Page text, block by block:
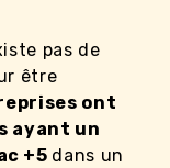
pas de
être
ont
ayant un
+5 dans un